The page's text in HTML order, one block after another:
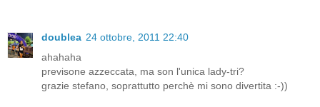
doublea 24 ottobre, 2011 22:40
ahahaha
previsone azzeccata, ma son l'unica lady-tri?
grazie stefano, soprattutto perchè mi sono divertita :-))